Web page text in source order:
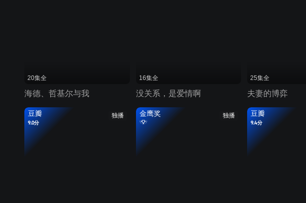
20集全
海德、哲基尔与我
16集全
没关系，是爱情啊
25集全
夫妻的博弈
独播
豆瓣
9.0分
独播
金鹰奖 豆瓣
9.4分